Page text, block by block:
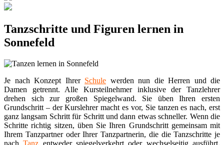
Tanzschritte und Figuren lernen in
Sonnefeld
Je nach Konzept Ihrer Schule werden nun die Herren und die
Damen getrennt. Alle Kursteilnehmer inklusive der Tanzlehrer
drehen sich zur großen Spiegelwand. Sie üben Ihren ersten
Grundschritt – der Kurslehrer macht es vor, Sie tanzen es nach, erst
ganz langsam Schritt für Schritt und dann etwas schneller. Wenn die
Schritte richtig sitzen, üben Sie Ihren Grundschritt gemeinsam mit
Ihrem Tanzpartner oder Ihrer Tanzpartnerin, die die Tanzschritte je
nachTanz entweder spiegelverkehrt oder wechselseitig ausführt.